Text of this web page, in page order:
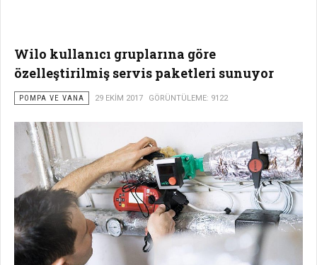
Wilo kullanıcı gruplarına göre
özelleştirilmiş servis paketleri sunuyor
POMPA VE VANA 29 EKIM 2017 GÖRÜNTÜLEME: 9122